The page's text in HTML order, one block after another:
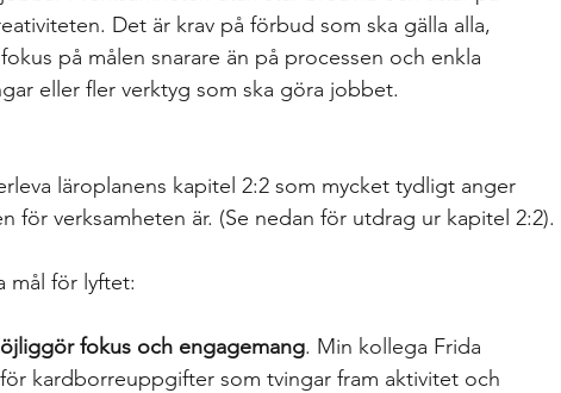
The Agency for Special Needs and In Återkoppling för utveckling
betyg betygssättning Bok
Det är krav på förbud som ska gälla alla,
på målen snarare än på processen och enkla
eller fler verktyg som ska göra jobbet.
läroplanens kapitel 2:2 som mycket tydligt anger
för verksamheten är. (Se nedan för utdrag ur kapitel 2:2).
mål för lyftet:
fokus och engagemang. Min kollega Frida
kardborreuppgifter som tvingar fram aktivitet och